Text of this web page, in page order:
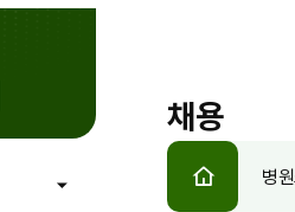
채용
병